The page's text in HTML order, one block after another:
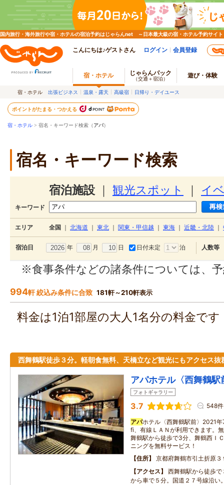
国内旅行・海外旅行や宿・ホテルの宿泊予約はじゃらんnet ～日本最大級の宿・ホテル予約サイト
こんにちは♪ゲストさん ログイン 会員登録
宿・ホテル じゃらんパック
（交通＋宿泊） 遊び・体験
宿・ホテル 出張ビジネス 温泉・露天 高級宿 日帰り・デイユース
ポイントがたまる・つかえる
宿・ホテル > 宿名・キーワード検索（アパ）
宿名・キーワード検索
宿泊施設 観光スポット イ
キーワード
エリア 全国 北海道 東北 関東・甲信越 東海 近畿・北陸
宿泊日 年 月 日 日付未定 泊 人数等
※食事条件などの諸条件については、
994軒 絞込み条件に合致 181軒～210軒表示
料金は1泊1部屋の大人1名分の料金で
西舞鶴駅徒歩３分。軽朝食無料、天橋立など観光にもアクセス抜
アパホテル〈西舞鶴駅
フォトギャラリー
3.7 548件
アパホテル〈西舞鶴駅前〉2021
fi、有線ＬＡＮが利用できます。
舞鶴駅から徒歩で3分、舞鶴西Ｉ
ニングを無料サービス！
住所
京都府舞鶴市引土折原３
アクセス
西舞鶴駅から徒歩
から車で５分。国道２７号線沿い